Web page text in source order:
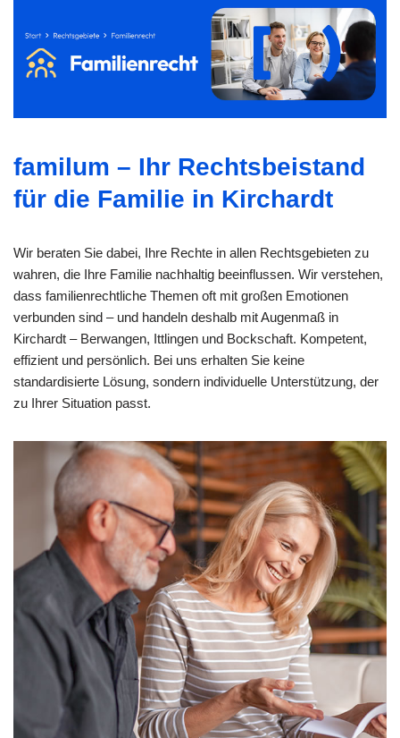
familum – Ihr Rechtsbeistand
für die Familie in Kirchardt
Wir beraten Sie dabei, Ihre Rechte in allen Rechtsgebieten zu
wahren, die Ihre Familie nachhaltig beeinflussen. Wir verstehen,
dass familienrechtliche Themen oft mit großen Emotionen
verbunden sind – und handeln deshalb mit Augenmaß in
Kirchardt – Berwangen, Ittlingen und Bockschaft. Kompetent,
effizient und persönlich. Bei uns erhalten Sie keine
standardisierte Lösung, sondern individuelle Unterstützung, der
zu Ihrer Situation passt.